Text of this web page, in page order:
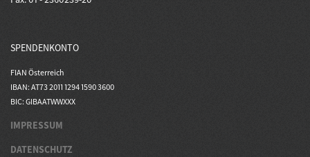
SPENDENKONTO
FIAN Österreich
IBAN: AT73 2011 1294 1590 3600
BIC: GIBAATWWXXX
IMPRESSUM
DATENSCHUTZ